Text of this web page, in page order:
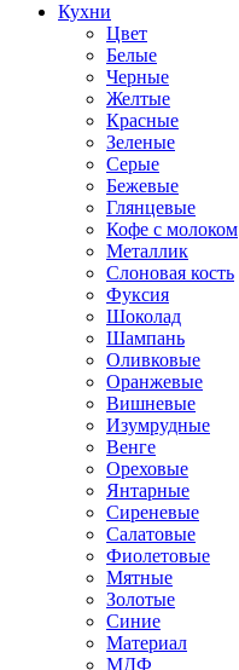
Кухни
Цвет
Белые
Черные
Желтые
Красные
Зеленые
Серые
Бежевые
Глянцевые
Кофе с молоком
Металлик
Слоновая кость
Фуксия
Шоколад
Шампань
Оливковые
Оранжевые
Вишневые
Изумрудные
Венге
Ореховые
Янтарные
Сиреневые
Салатовые
Фиолетовые
Мятные
Золотые
Синие
Материал
МДФ